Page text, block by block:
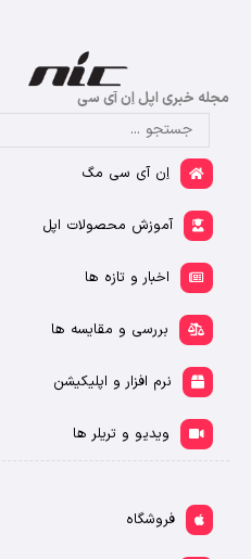
مجله خبری اپل اِن آی سی
اِن آی سی مگ
آموزش محصولات اپل
اخبار و تازه ها
بررسی و مقایسه ها
نرم افزار و اپلیکیشن
ویدیو و تریلر ها
فروشگاه